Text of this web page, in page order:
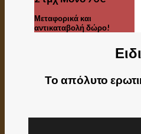
Μεταφορικά και
αντικαταβολή δώρο!
Το απόλυτο